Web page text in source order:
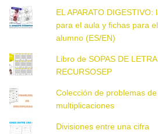
EL APARATO DIGESTIVO:
para el aula y fichas para el
alumno (ES/EN)
Libro de SOPAS DE
RECURSOSEP
Colección de problemas de
multiplicaciones
Divisiones entre una cifra